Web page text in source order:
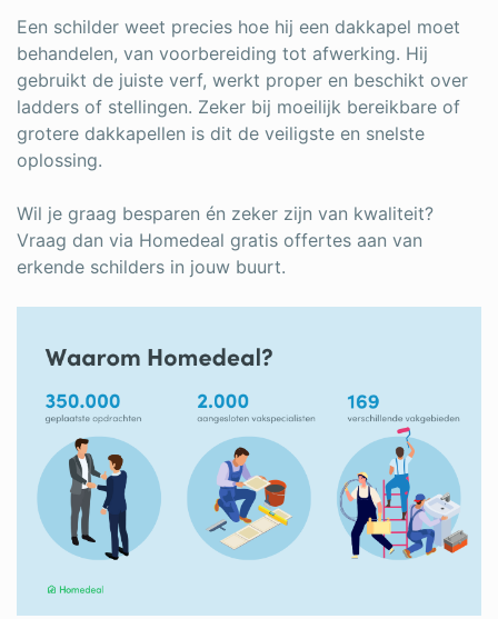
Een schilder weet precies hoe hij een dakkapel moet
behandelen, van voorbereiding tot afwerking. Hij
gebruikt de juiste verf, werkt proper en beschikt over
ladders of stellingen. Zeker bij moeilijk bereikbare of
grotere dakkapellen is dit de veiligste en snelste
oplossing.
Wil je graag besparen én zeker zijn van kwaliteit?
Vraag dan via Homedeal gratis offertes aan van
erkende schilders in jouw buurt.